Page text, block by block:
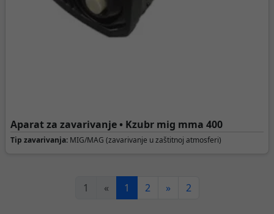
Aparat za zavarivanje • Kzubr mig mma 400
Tip zavarivanja: MIG/MAG (zavarivanje u zaštitnoj atmosferi)
1 « 1 2 » 2